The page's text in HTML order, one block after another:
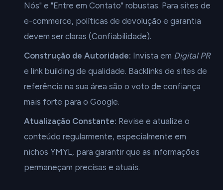
Nós" e "Entre em Contato" robustas. Para sites de
e-commerce, políticas de devolução e garantia
devem ser claras (Confiabilidade).
Construção de Autoridade: Invista em Digital PR
e link building de qualidade. Backlinks de sites de
referência na sua área são o voto de confiança
mais forte para o Google.
Atualização Constante: Revise e atualize o
conteúdo regularmente, especialmente em
nichos YMYL, para garantir que as informações
permaneçam precisas e atuais.